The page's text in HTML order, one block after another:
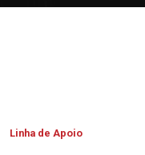
Linha de Apoio